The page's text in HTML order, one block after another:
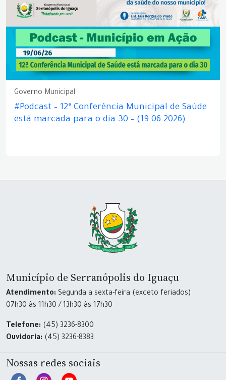
Governo Municipal
#Podcast – 12ª Conferência Municipal de Saúde
está marcada para o dia 30 – (19.06.2026)
Município de Serranópolis do Iguaçu
Atendimento: Segunda a sexta-feira (exceto feriados)
07h30 às 11h30 / 13h30 às 17h30
Telefone: (45) 3236-8300
Ouvidoria: (45) 3236-8383
Nossas redes sociais